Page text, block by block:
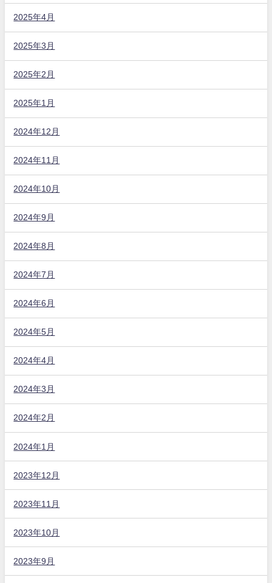
2025年4月
2025年3月
2025年2月
2025年1月
2024年12月
2024年11月
2024年10月
2024年9月
2024年8月
2024年7月
2024年6月
2024年5月
2024年4月
2024年3月
2024年2月
2024年1月
2023年12月
2023年11月
2023年10月
2023年9月